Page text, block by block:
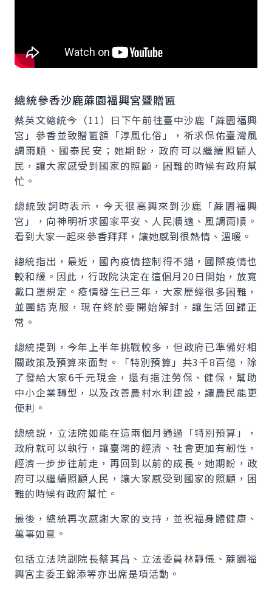
總統參香沙鹿蔴園福興宮暨贈匾
蔡英文總統今（11）日下午前往臺中沙鹿「蔴園福興
宮」參香並致贈匾額「淳風化俗」，祈求保佑臺灣風
調雨順、國泰民安；她期盼，政府可以繼續照顧人
民，讓大家感受到國家的照顧，困難的時候有政府幫
忙。
總統致詞時表示，今天很高興來到沙鹿「蔴園福興
宮」，向神明祈求國家平安、人民順適、風調雨順。
看到大家一起來參香拜拜，讓她感到很熱情、溫暖。
總統指出，最近，國內疫情控制得不錯，國際疫情也
較和緩。因此，行政院決定在這個月20日開始，放寬
戴口罩規定。疫情發生已三年，大家歷經很多困難，
並團結克服，現在終於要開始解封，讓生活回歸正
常。
總統提到，今年上半年挑戰較多，但政府已準備好相
關政策及預算來面對。「特別預算」共3千8百億，除
了發給大家6千元現金，還有挹注勞保、健保，幫助
中小企業轉型，以及改善農村水利建設，讓農民能更
便利。
總統説，立法院如能在這兩個月通過「特別預算」，
政府就可以執行，讓臺灣的經濟、社會更加有韌性，
經濟一步步往前走，再回到以前的成長。她期盼，政
府可以繼續照顧人民，讓大家感受到國家的照顧，困
難的時候有政府幫忙。
最後，總統再次感謝大家的支持，並祝福身體健康、
萬事如意。
包括立法院副院長蔡其昌、立法委員林靜儀、蔴園福
興宮主委王錦添等亦出席是項活動。